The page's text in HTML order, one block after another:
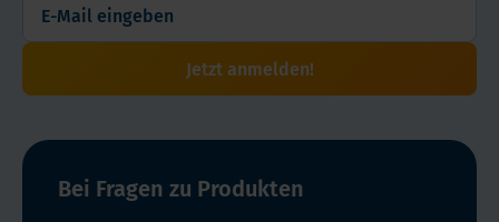
Jetzt anmelden!
Bei Fragen zu Produkten